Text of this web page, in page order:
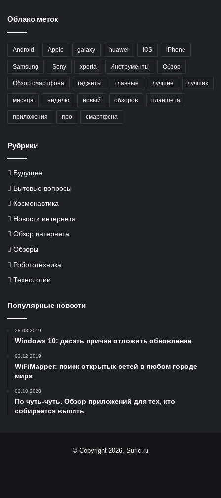
Облако меток
Android Apple galaxy huawei iOS iPhone
Samsung Sony xperia Инструменты Обзор
Обзор смартфона гаджеты главные лучшие лучших
месяца неделю новый обзоров планшета
приложения про смартфона
Рубрики
Будущее
Бытовые вопросы
Космонавтика
Новости интернета
Обзор интернета
Обзоры
Робототехника
Технологии
Популярные новости
28.08.2019
Windows 10: десять причин отложить обновление
02.12.2019
WiFiMapper: поиск открытых сетей в любом городе
мира
02.10.2020
По чуть-чуть. Обзор приложений для тех, кто
собирается выпить
© Copyright 2026, Suric.ru